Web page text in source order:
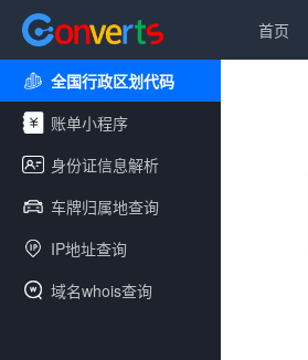
首页
全国行政区划代码
账单小程序
身份证信息解析
车牌归属地查询
IP地址查询
域名whois查询